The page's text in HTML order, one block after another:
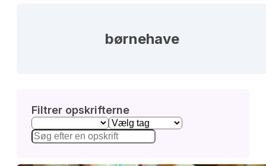
børnehave
Filtrer opskrifterne